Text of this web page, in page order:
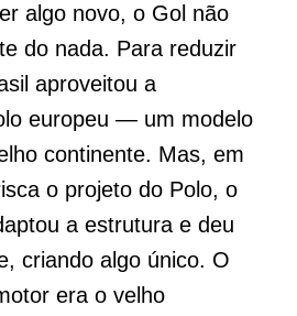
algo novo, o Gol não
do nada. Para reduzir
aproveitou a
europeu — um modelo
continente. Mas, em
o projeto do Polo, o
a estrutura e deu
criando algo único. O
era o velho